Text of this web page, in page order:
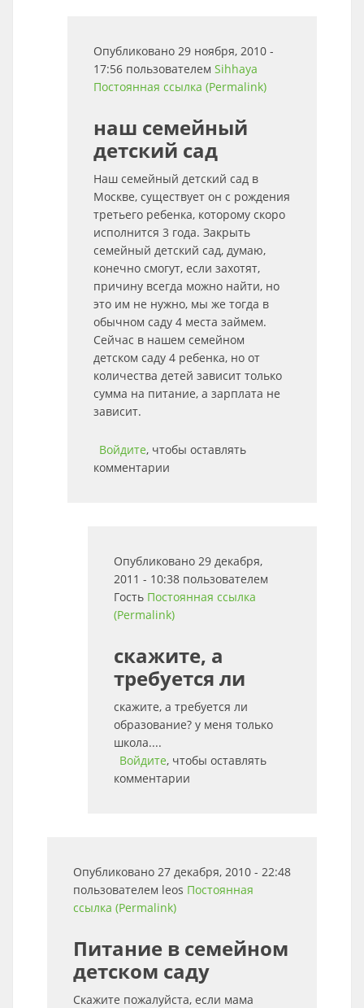
Опубликовано 29 ноября, 2010 -
17:56 пользователем Sihhaya
Постоянная ссылка (Permalink)
наш семейный
детский сад
Наш семейный детский сад в
Москве, существует он с рождения
третьего ребенка, которому скоро
исполнится 3 года. Закрыть
семейный детский сад, думаю,
конечно смогут, если захотят,
причину всегда можно найти, но
это им не нужно, мы же тогда в
обычном саду 4 места займем.
Сейчас в нашем семейном
детском саду 4 ребенка, но от
количества детей зависит только
сумма на питание, а зарплата не
зависит.
Войдите, чтобы оставлять
комментарии
Опубликовано 29 декабря,
2011 - 10:38 пользователем
Гость Постоянная ссылка
(Permalink)
скажите, а
требуется ли
скажите, а требуется ли
образование? у меня только
школа....
Войдите, чтобы оставлять
комментарии
Опубликовано 27 декабря, 2010 - 22:48
пользователем leos Постоянная
ссылка (Permalink)
Питание в семейном
детском саду
Скажите пожалуйста, если мама